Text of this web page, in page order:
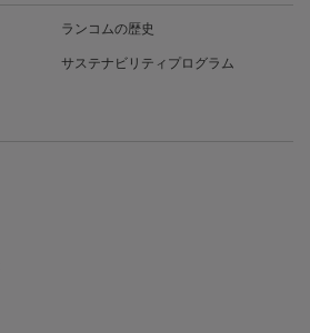
ランコムの歴史
サステナビリティプログラム